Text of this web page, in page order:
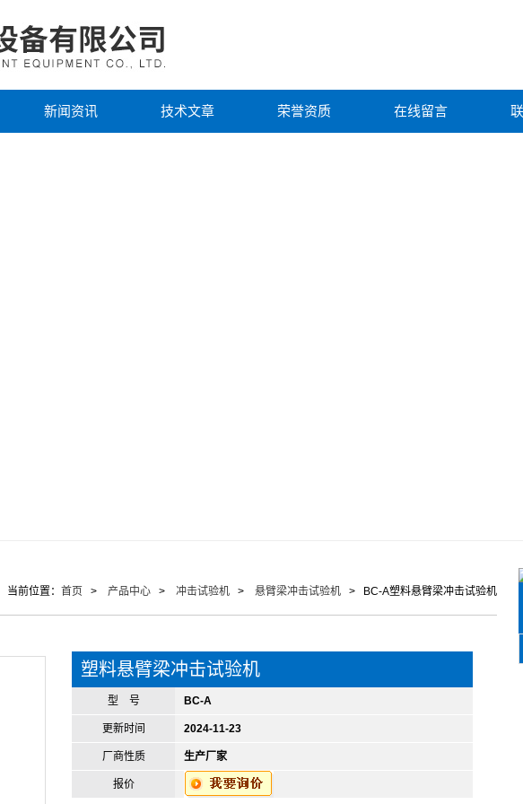
新闻资讯 技术文章 荣誉资质 在线留言
当前位置： 首页 > 产品中心 > 冲击试验机 > 悬臂梁冲击试验机 > BC-A塑料悬臂梁冲击试验机
塑料悬臂梁冲击试验机
型 号 BC-A
更新时间 2024-11-23
厂商性质 生产厂家
报价